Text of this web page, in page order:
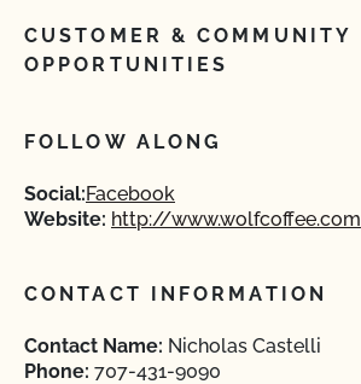
CUSTOMER & COMMUNITY
OPPORTUNITIES
FOLLOW ALONG
Social:Facebook
Website: http://www.wolfcoffee.com
CONTACT INFORMATION
Contact Name: Nicholas Castelli
Phone: 707-431-9090